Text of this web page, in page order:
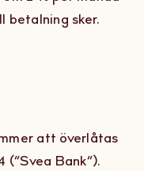
sker.
att överlåtas
(“Svea Bank”).